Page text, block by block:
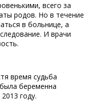
всего за
родов. Но в течение
в больнице, а
И врачи
время судьба
беременна
году.